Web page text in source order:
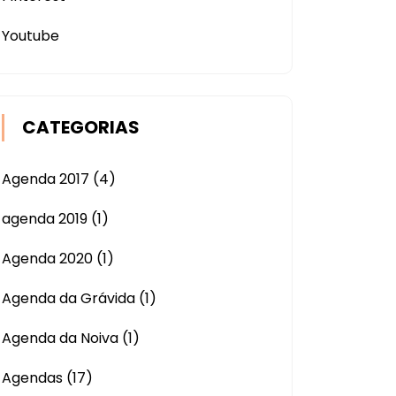
Youtube
CATEGORIAS
Agenda 2017 (4)
agenda 2019 (1)
Agenda 2020 (1)
Agenda da Grávida (1)
Agenda da Noiva (1)
Agendas (17)